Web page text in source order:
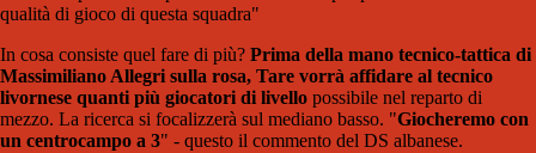
qualità di gioco di questa squadra"
In cosa consiste quel fare di più? Prima della mano tecnico-tattica di
Massimiliano Allegri sulla rosa, Tare vorrà affidare al tecnico
livornese quanti più giocatori di livello possibile nel reparto di
mezzo. La ricerca si focalizzerà sul mediano basso. "Giocheremo con
un centrocampo a 3" - questo il commento del DS albanese.